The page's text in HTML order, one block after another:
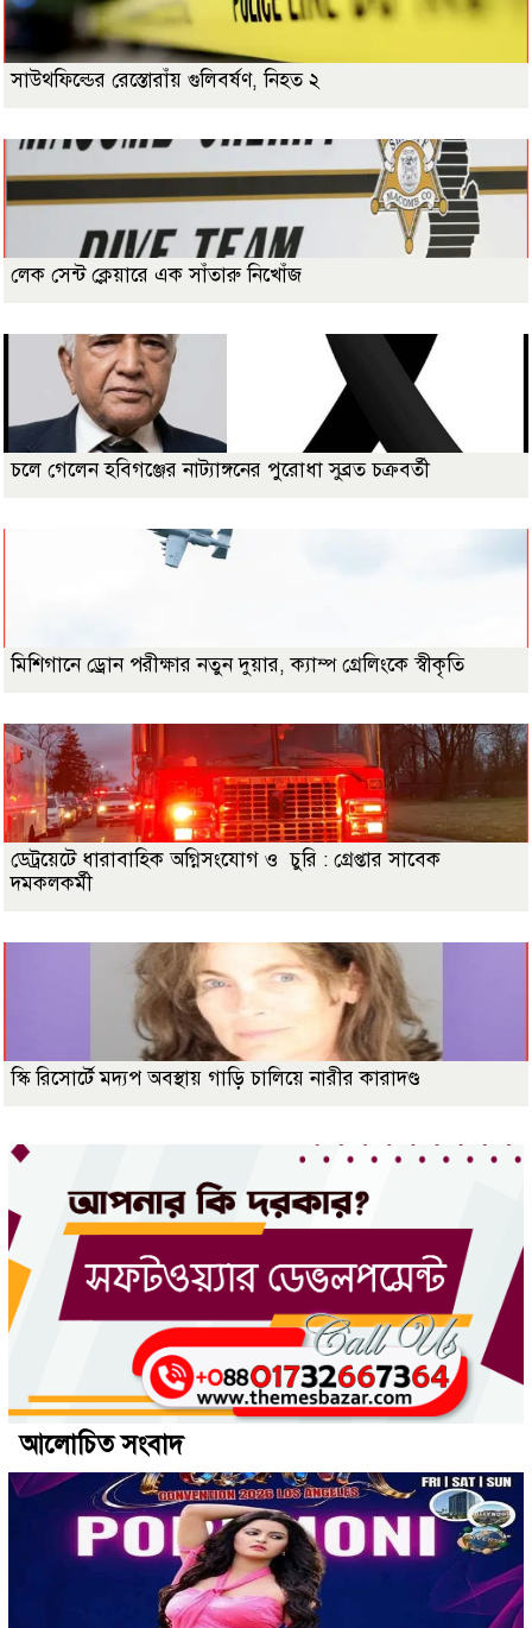
সাউথফিল্ডের রেস্তোরাঁয় গুলিবর্ষণ, নিহত ২
লেক সেন্ট ক্লেয়ারে এক সাঁতারু নিখোঁজ
চলে গেলেন হবিগঞ্জের নাট্যাঙ্গনের পুরোধা সুব্রত চক্রবর্তী
মিশিগানে ড্রোন পরীক্ষার নতুন দুয়ার, ক্যাম্প গ্রেলিংকে স্বীকৃতি
ডেট্রয়েটে ধারাবাহিক অগ্নিসংযোগ ও চুরি : গ্রেপ্তার সাবেক
দমকলকর্মী
স্কি রিসোর্টে মদ্যপ অবস্থায় গাড়ি চালিয়ে নারীর কারাদণ্ড
আলোচিত সংবাদ